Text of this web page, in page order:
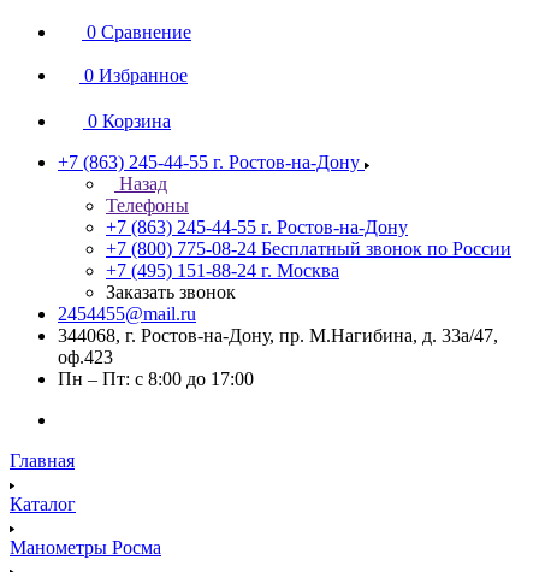
0 Сравнение
0 Избранное
0 Корзина
+7 (863) 245-44-55 г. Ростов-на-Дону
Назад
Телефоны
+7 (863) 245-44-55 г. Ростов-на-Дону
+7 (800) 775-08-24 Бесплатный звонок по России
+7 (495) 151-88-24 г. Москва
Заказать звонок
2454455@mail.ru
344068, г. Ростов-на-Дону, пр. М.Нагибина, д. 33а/47,
оф.423
Пн – Пт: с 8:00 до 17:00
Главная
Каталог
Манометры Росма